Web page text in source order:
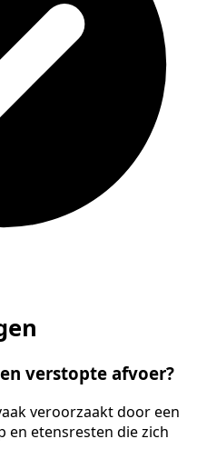
verstopte afvoer?
veroorzaakt door een
en etensresten die zich